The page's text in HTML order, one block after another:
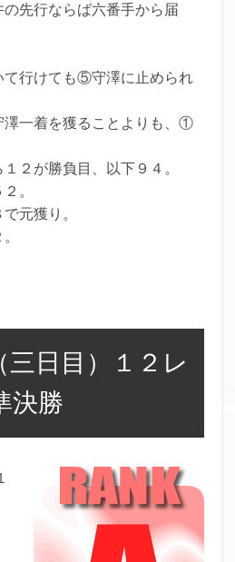
先行ならば六番手から届
行けても⑤守澤に止められ
一着を獲ることよりも、①
２が勝負目、以下９４。
。
元獲り。
日目）１２レ
決勝